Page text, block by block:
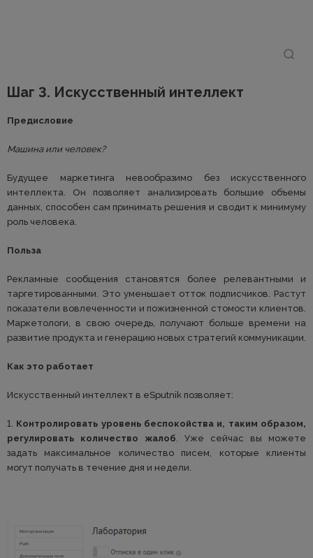
Шаг 3. Искусственный интеллект
Предисловие
Машина или человек?
Будущее маркетинга невообразимо без искусственного
интеллекта. Он позволяет анализировать большие объемы
данных, способен сам принимать решения и сводит к минимуму
роль человека.
Польза
Рекламные сообщения становятся более релевантными и
таргетированными. Это уменьшает отток подписчиков. Растут
показатели вовлеченности и пожизненной стомости клиентов.
Маркетологи, в свою очередь, получают больше времени на
развитие продукта и генерацию новых стратегий коммуникации.
Как это работает
Искусственный интеллект в eSputnik позволяет:
1. Контролировать уровень беспокойства и, таким образом,
регулировать количество жалоб. Уже сейчас вы можете
задать максимальное количество писем, которые клиенты
могут получать в течение дня и недели.